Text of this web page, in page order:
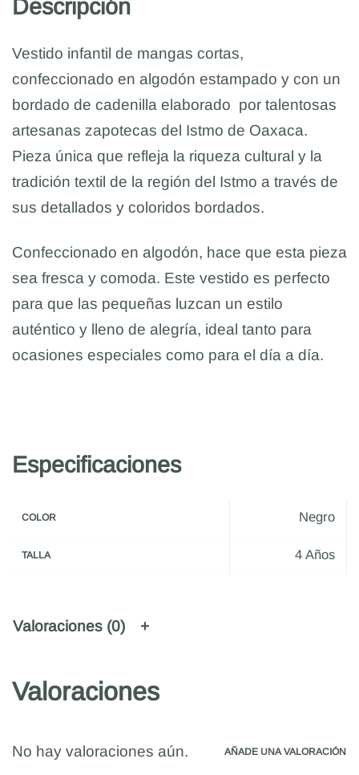
Descripción
Vestido infantil de mangas cortas,
confeccionado en algodón estampado y con un
bordado de cadenilla elaborado por talentosas
artesanas zapotecas del Istmo de Oaxaca.
Pieza única que refleja la riqueza cultural y la
tradición textil de la región del Istmo a través de
sus detallados y coloridos bordados.
Confeccionado en algodón, hace que esta pieza
sea fresca y comoda. Este vestido es perfecto
para que las pequeñas luzcan un estilo
auténtico y lleno de alegría, ideal tanto para
ocasiones especiales como para el día a día.
Especificaciones
COLOR Negro
TALLA 4 Años
Valoraciones (0)
Valoraciones
No hay valoraciones aún. AÑADE UNA VALORACIÓN